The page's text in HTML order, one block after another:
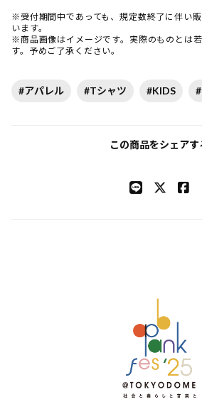
※受付期間中であっても、規定数終了に伴い
います。
※商品画像はイメージです。実際のものとは
す。予めご了承ください。
#アパレル #Tシャツ #KIDS
この商品をシェアす